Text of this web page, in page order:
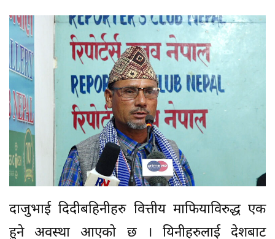
दाजुभाई दिदीबहिनीहरु वित्तीय माफियाविरुद्ध एक
हुने अवस्था आएको छ । यिनीहरुलाई देशबाट